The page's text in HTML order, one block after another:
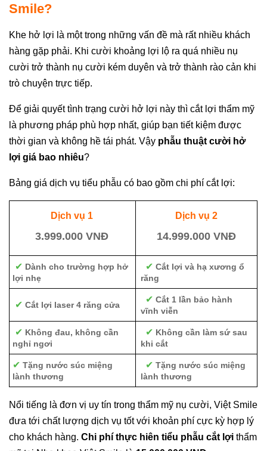
Smile?
Khe hở lợi là một trong những vấn đề mà rất nhiều khách
hàng gặp phải. Khi cười khoảng lợi lộ ra quá nhiều nụ
cười trở thành nụ cười kém duyên và trở thành rào cản khi
trò chuyện trực tiếp.
Để giải quyết tình trạng cười hở lợi này thì cắt lợi thẩm mỹ
là phương pháp phù hợp nhất, giúp bạn tiết kiệm được
thời gian và không hề tái phát. Vậy phẫu thuật cười hở
lợi giá bao nhiêu?
Bảng giá dịch vụ tiểu phẫu có bao gồm chi phí cắt lợi:
Dịch vụ 1
3.999.000 VNĐ
Dịch vụ 2
14.999.000 VNĐ
✔ Dành cho trường hợp hở
lợi nhẹ
✔ Cắt lợi và hạ xương ổ
răng
✔ Cắt lợi laser 4 răng cửa
✔ Cắt 1 lần bảo hành
vĩnh viễn
✔ Không đau, không cần
nghỉ ngơi
✔ Không cần làm sứ sau
khi cắt
✔ Tặng nước súc miệng
lành thương
✔ Tặng nước súc miệng
lành thương
Nổi tiếng là đơn vị uy tín trong thẩm mỹ nụ cười, Việt Smile
đưa tới chất lượng dịch vụ tốt với khoản phí cực kỳ hợp lý
cho khách hàng. Chi phí thực hiên tiểu phẫu cắt lợi thẩm